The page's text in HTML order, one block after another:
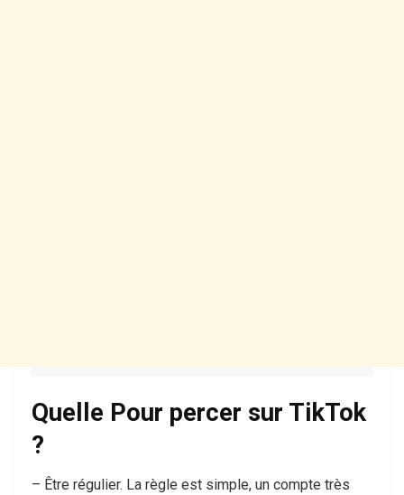
Quelle Pour percer sur TikTok
?
– Être régulier. La règle est simple, un compte très